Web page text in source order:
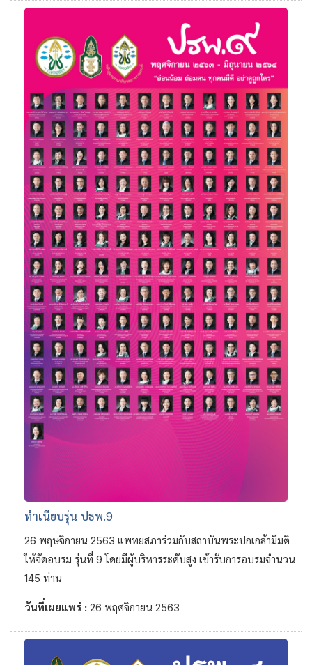
ทำเนียบรุ่น ปธพ.9
26 พฤษจิกายน 2563 แพทยสภาร่วมกับสถาบันพระปกเกล้ามีมติ
ให้จัดอบรม รุ่นที่ 9 โดยมีผู้บริหารระดับสูง เข้ารับการอบรมจำนวน
145 ท่าน
วันที่เผยแพร่ : 26 พฤศจิกายน 2563